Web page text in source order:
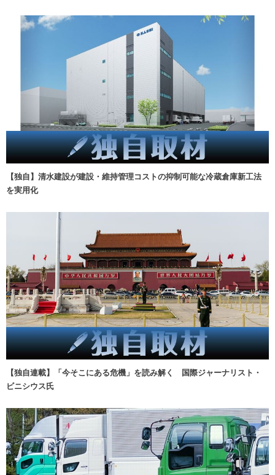
【独自】清水建設が建設・維持管理コストの抑制可能な冷蔵倉庫新工法
を実用化
【独自連載】「今そこにある危機」を読み解く 国際ジャーナリスト・
ビニシウス氏